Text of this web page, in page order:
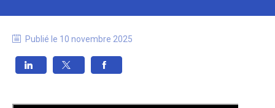
Publié le 10 novembre 2025